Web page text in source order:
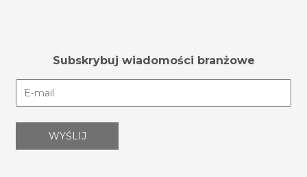
Subskrybuj wiadomości branżowe